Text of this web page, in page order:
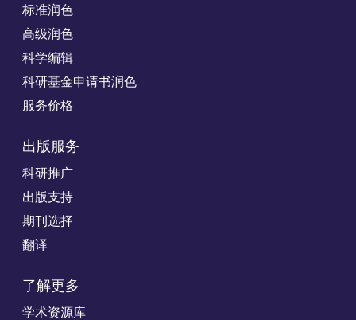
标准润色
高级润色
科学编辑
科研基金申请书润色
服务价格
出版服务
科研推广
出版支持
期刊选择
翻译
了解更多
学术资源库